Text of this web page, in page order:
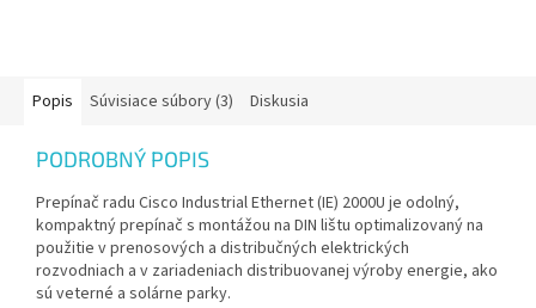
Popis Súvisiace súbory (3) Diskusia
PODROBNÝ POPIS
Prepínač radu Cisco Industrial Ethernet (IE) 2000U je odolný,
kompaktný prepínač s montážou na DIN lištu optimalizovaný na
použitie v prenosových a distribučných elektrických
rozvodniach a v zariadeniach distribuovanej výroby energie, ako
sú veterné a solárne parky.